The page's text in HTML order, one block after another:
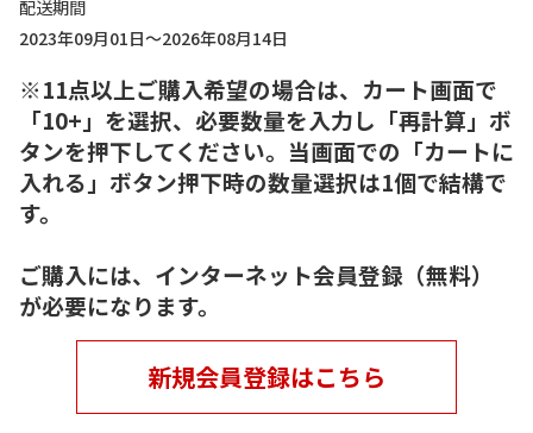
配送期間
2023年09月01日～2026年08月14日
※11点以上ご購入希望の場合は、カート画面で
「10+」を選択、必要数量を入力し「再計算」ボ
タンを押下してください。当画面での「カートに
入れる」ボタン押下時の数量選択は1個で結構で
す。
ご購入には、インターネット会員登録（無料）
が必要になります。
新規会員登録はこちら